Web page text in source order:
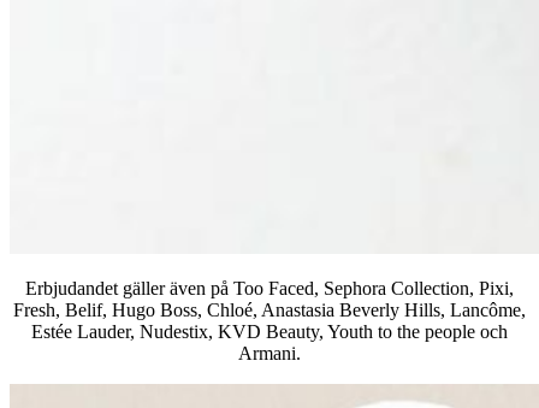
Erbjudandet gäller även på Too Faced, Sephora Collection, Pixi,
Fresh, Belif, Hugo Boss, Chloé, Anastasia Beverly Hills, Lancôme,
Estée Lauder, Nudestix, KVD Beauty, Youth to the people och
Armani.